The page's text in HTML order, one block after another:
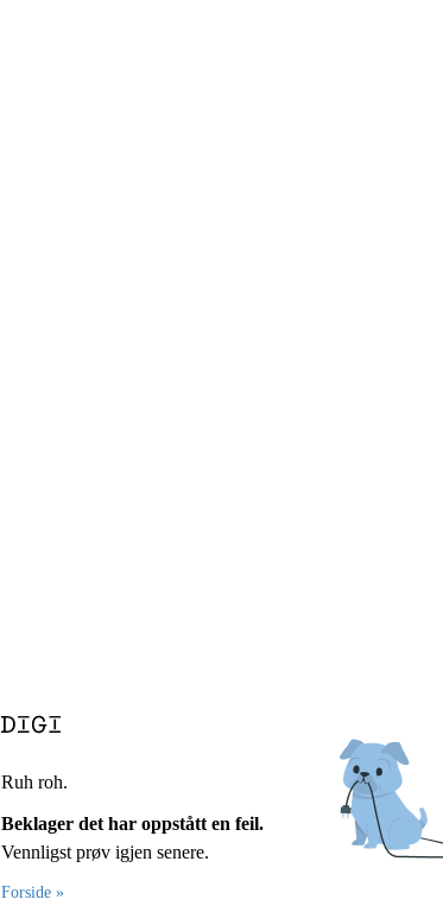
Ruh roh.
Beklager det har oppstått en feil.
Vennligst prøv igjen senere.
Forside »